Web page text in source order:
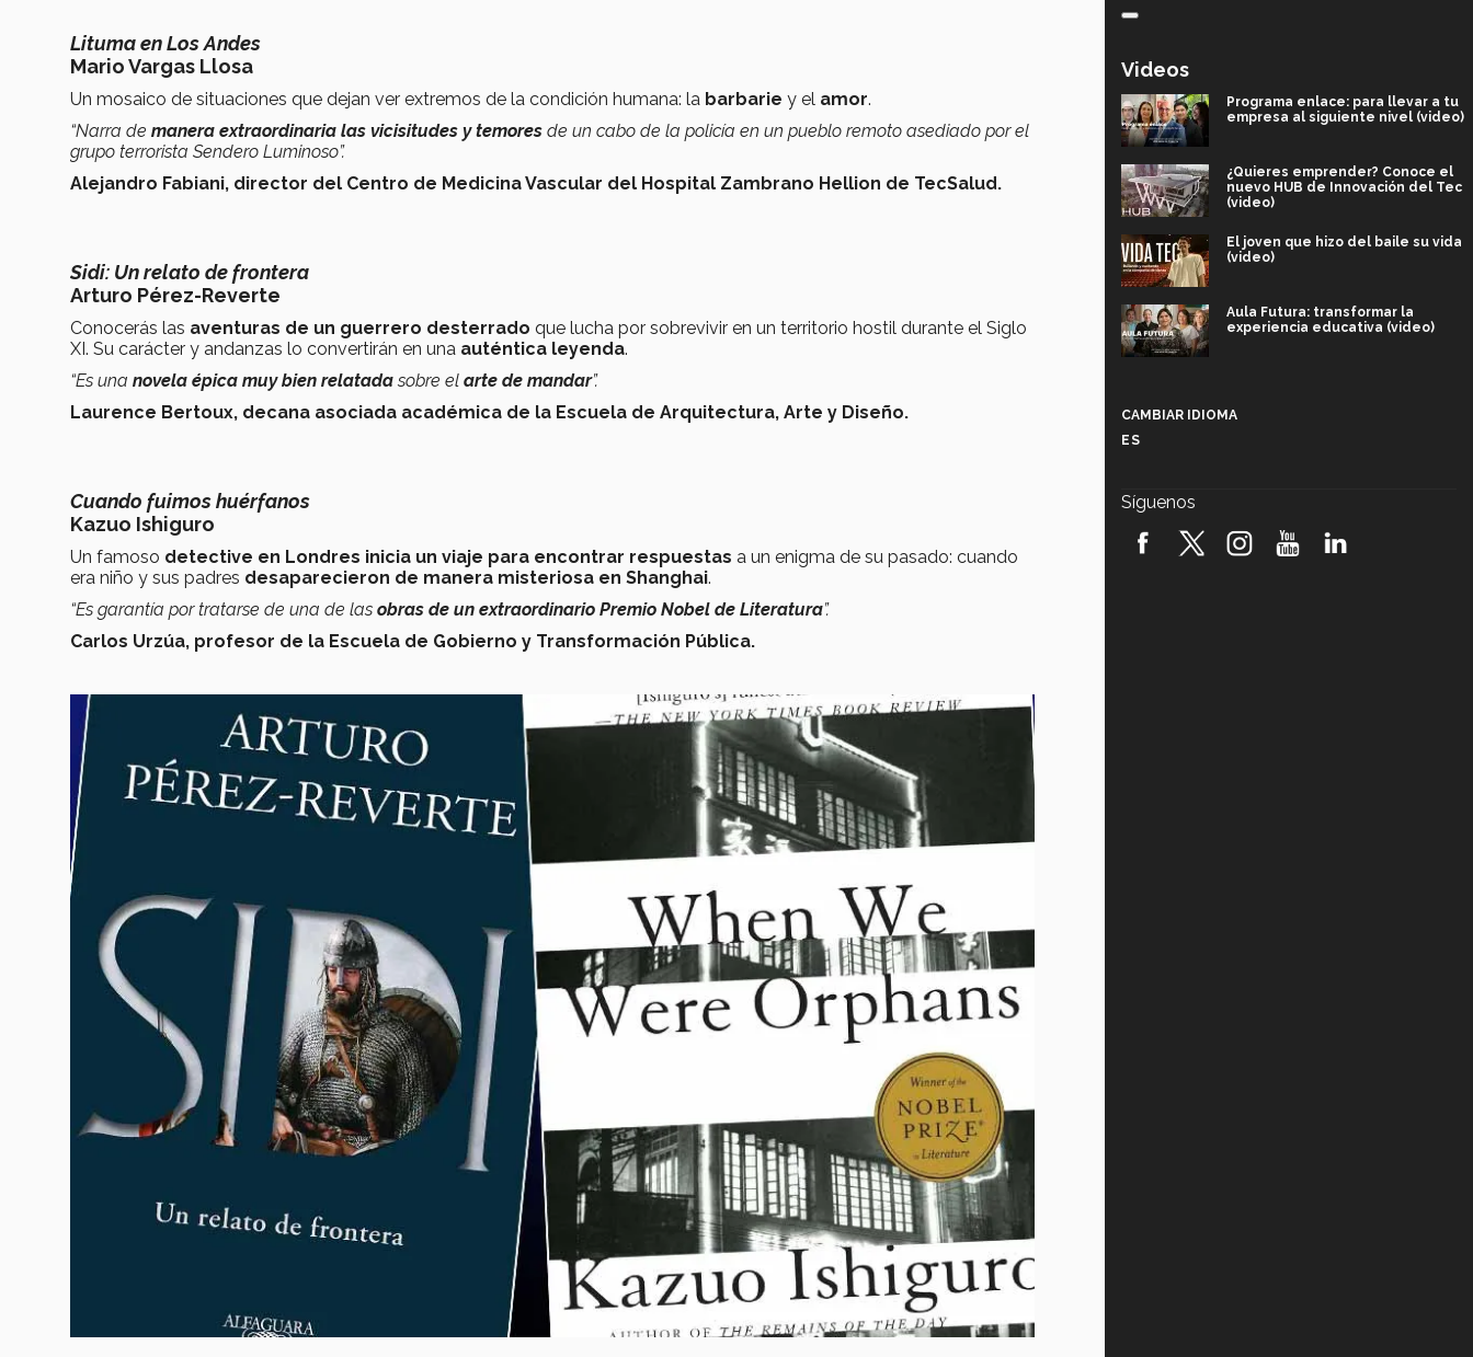
Lituma en Los Andes
Mario Vargas Llosa
Un mosaico de situaciones que dejan ver extremos de la condición humana: la barbarie y el amor.
“Narra de manera extraordinaria las vicisitudes y temores de un cabo de la policía en un pueblo remoto asediado por el
grupo terrorista Sendero Luminoso”.
Alejandro Fabiani, director del Centro de Medicina Vascular del Hospital Zambrano Hellion de TecSalud.
Sidi: Un relato de frontera
Arturo Pérez-Reverte
Conocerás las aventuras de un guerrero desterrado que lucha por sobrevivir en un territorio hostil durante el Siglo
XI. Su carácter y andanzas lo convertirán en una auténtica leyenda.
“Es una novela épica muy bien relatadasobre el arte de mandar”.
Laurence Bertoux, decana asociada académica de la Escuela de Arquitectura, Arte y Diseño.
Cuando fuimos huérfanos
Kazuo Ishiguro
Un famoso detective en Londres inicia un viaje para encontrar respuestas a un enigma de su pasado: cuando
era niño y sus padres desaparecieron de manera misteriosa en Shanghai.
“Es garantía por tratarse de una de las obras de un extraordinario Premio Nobel de Literatura”.
Carlos Urzúa, profesor de la Escuela de Gobierno y Transformación Pública.
Videos
Programa enlace: para llevar a tu
empresa al siguiente nivel (video)
¿Quieres emprender? Conoce el
nuevo HUB de Innovación del Tec
(video)
El joven que hizo del baile su vida
(video)
Aula Futura: transformar la
experiencia educativa (video)
robótica FIRST 2026! (video)
CAMBIAR IDIOMA
ES
Síguenos